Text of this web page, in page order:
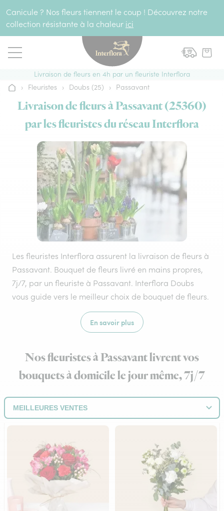
Canicule ? Nos fleurs tiennent le coup ! Découvrez notre
collection résistante à la chaleur ici
Livraison de fleurs en 4h par un fleuriste Interflora
Accueil
› Fleuristes › Doubs (25) › Passavant
Livraison de fleurs à Passavant (25360)
par les fleuristes du réseau Interflora
Les fleuristes Interflora assurent la livraison de fleurs à
Passavant. Bouquet de fleurs livré en mains propres,
7j/7, par un fleuriste à Passavant. Interflora Doubs
vous guide vers le meilleur choix de bouquet de fleurs.
En savoir plus
Nos fleuristes à Passavant livrent vos
bouquets à domicile le jour même, 7j/7